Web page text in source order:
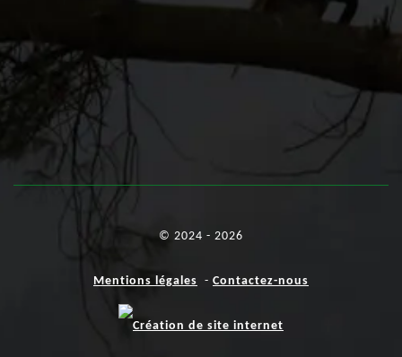
© 2024 - 2026
Mentions légales - Contactez-nous